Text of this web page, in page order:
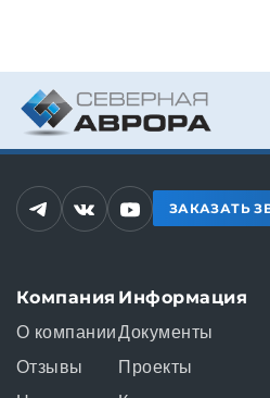
ЗАКАЗАТЬ
Компания
О компании
Отзывы
Информация
Документы
Проекты